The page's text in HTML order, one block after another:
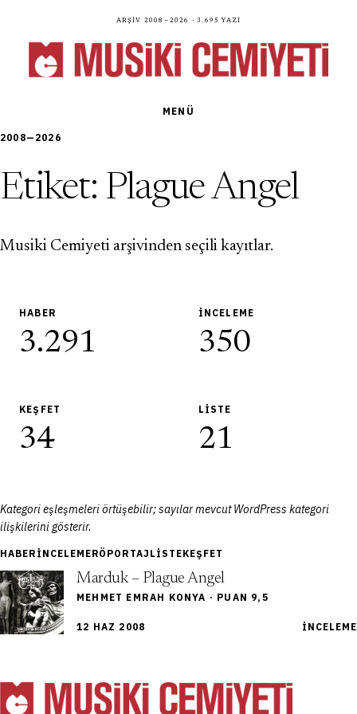
Arşiv 2008—2026 · 3.695 yazı
MENÜ
2008—2026
Etiket: Plague Angel
Musiki Cemiyeti arşivinden seçili kayıtlar.
HABER
3.291
İNCELEME
350
KEŞFET
34
LISTE
21
Kategori eşleşmeleri örtüşebilir; sayılar mevcut WordPress kategori
ilişkilerini gösterir.
HABER İNCELEMERÖPORTAJ LISTEKEŞFET
12 HAZ 2008
Marduk – Plague Angel
MEHMET EMRAH KONYA · PUAN 9,5
İNCELEME